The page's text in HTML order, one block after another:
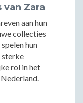
Zara
aan hun
collecties
hun
sterke
rol in het